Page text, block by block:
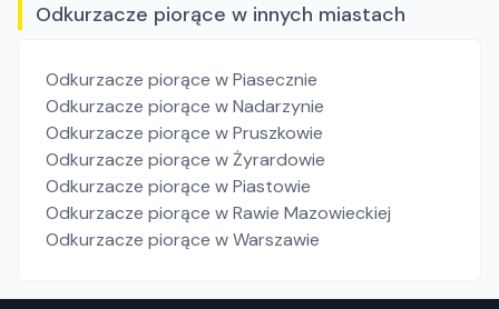
Odkurzacze piorące w innych miastach
Odkurzacze piorące w Piasecznie
Odkurzacze piorące w Nadarzynie
Odkurzacze piorące w Pruszkowie
Odkurzacze piorące w Żyrardowie
Odkurzacze piorące w Piastowie
Odkurzacze piorące w Rawie Mazowieckiej
Odkurzacze piorące w Warszawie